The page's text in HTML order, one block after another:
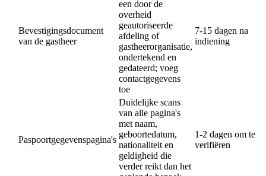
Bevestigingsdocument
van de gastheer
een door de
overheid
geautoriseerde
afdeling of
gastheerorganisatie,
ondertekend en
gedateerd; voeg
contactgegevens
toe
7-15 dagen na
indiening
Paspoortgegevenspagina's
Duidelijke scans
van alle pagina's
met naam,
geboortedatum,
nationaliteit en
geldigheid die
verder reikt dan het
1-2 dagen om te
verifiëren